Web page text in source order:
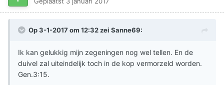
Op 3-1-2017 om 12:32 zei Sanne69:
Ik kan gelukkig mijn zegeningen nog wel tellen. En de
duivel zal uiteindelijk toch in de kop vermorzeld worden.
Gen.3:15.